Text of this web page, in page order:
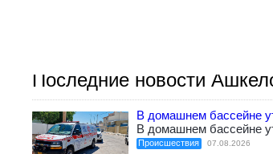
Последние новости
В домашнем бассейне
В домашнем бассейне
Происшествия 07.08.2026